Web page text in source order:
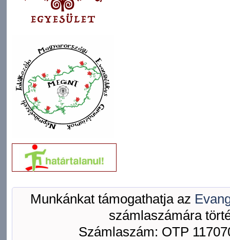
Munkánkat támogathatja az
számlaszámára
Számlaszám: OTP